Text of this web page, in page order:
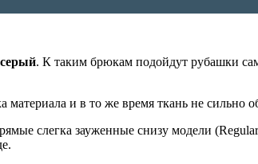
серый. К таким брюкам подойдут рубашки
и в то же время ткань не сильно
слегка зауженные снизу модели